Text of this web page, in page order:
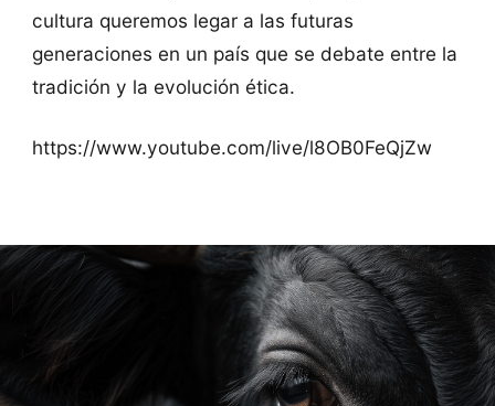
cultura queremos legar a las futuras
generaciones en un país que se debate entre la
tradición y la evolución ética.
https://www.youtube.com/live/l8OB0FeQjZw